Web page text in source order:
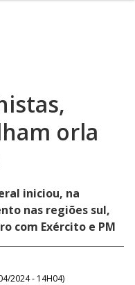
orla
iniciou, na
nas regiões sul,
com Exército e PM
2024 - 14H04)